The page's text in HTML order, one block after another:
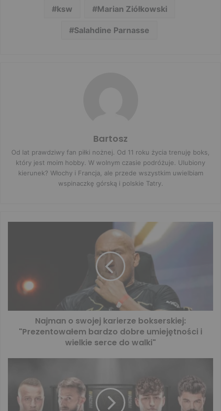
ksw Marian Ziółkowski
Salahdine Parnasse
Bartosz
Od lat prawdziwy fan piłki nożnej. Od 11 roku życia trenuję boks,
który jest moim hobby. W wolnym czasie podróżuje. Ulubiony
kierunek? Włochy i Francja, ale przede wszystkim uwielbiam
wspinaczkę górską i polskie Tatry.
Najman o swojej karierze bokserskiej:
"Prezentowałem bardzo dobre umiejętności i
wielkie serce do walki"